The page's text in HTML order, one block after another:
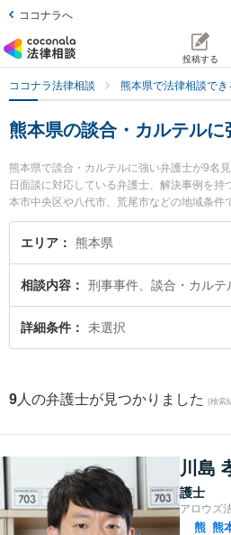
ココナラへ
投稿する
ココナラ法律相談 熊本県で法律相談でき
熊本県の談合・カルテルに
熊本県で談合・カルテルに強い弁護士が9名
日面談に対応している弁護士、解決事例を持
本市中央区や八代市、荒尾市などの地域条件
件に関係する加害者側や少年事件、再犯・前
み検索もでき便利です。特にアロウズ法律事
います。『熊本県で土日や夜間に発生した談
に弁護士に相談したい』『談合・カルテルの
弁護士を検索したい』『初回相談無料で談合
エリア 熊本県
相談内容 刑事事件、談合・カルテ
詳細条件 未選択
9 人の弁護士が見つかりました (検索
川島
護士
アロウズ
熊 熊